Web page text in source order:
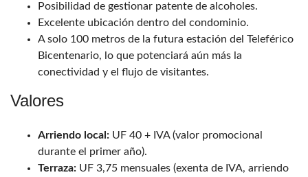
Posibilidad de gestionar patente de alcoholes.
Excelente ubicación dentro del condominio.
A solo 100 metros de la futura estación del Teleférico
Bicentenario, lo que potenciará aún más la
conectividad y el flujo de visitantes.
Valores
Arriendo local: UF 40 + IVA (valor promocional
durante el primer año).
Terraza: UF 3,75 mensuales (exenta de IVA, arriendo